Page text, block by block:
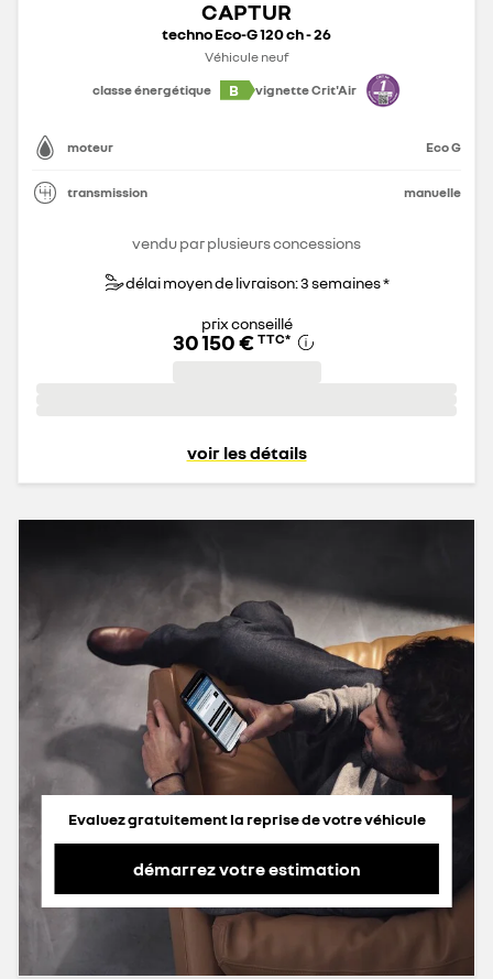
CAPTUR
techno Eco-G 120 ch - 26
Véhicule neuf
classe énergétique
B vignette Crit'Air
moteur Eco G
transmission manuelle
vendu par plusieurs concessions
délai moyen de livraison: 3 semaines *
prix conseillé
30 150 € TTC*
voir les détails
Evaluez gratuitement la reprise de votre véhicule
démarrez votre estimation